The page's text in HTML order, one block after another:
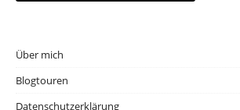
Über mich
Blogtouren
Datenschutzerklärung